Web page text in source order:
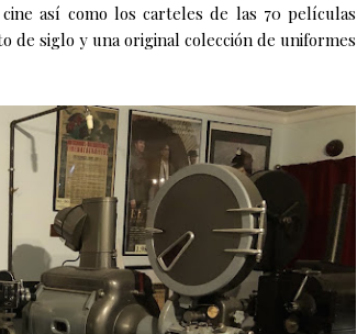
cineasí como loscarteles de las 70 películas
de siglo yuna original colección deuniformes